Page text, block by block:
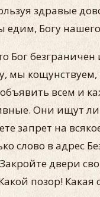
здравые
едим, Богу
мы
всем и
Они ищут
запрет на
слово в адрес
двери
позор!